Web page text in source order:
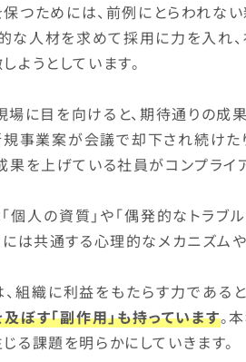
つためには、前例にとらわれない
な人材を求めて採用に力を入れ
ようとしています。
場に目を向けると、期待通りの成
事業案が会議で却下され続けた
果を上げている社員がコンプライ
個人の資質」や「偶発的なトラブ
には共通する心理的なメカニズム
組織に利益をもたらす力であると
ぼす「副作用」も持っています。
る課題を明らかにしていきます。